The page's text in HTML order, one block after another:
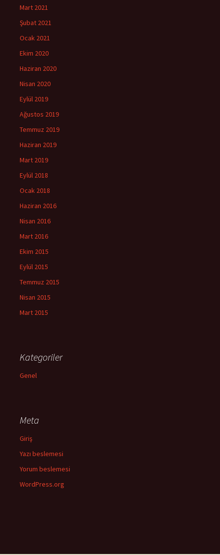
Mart 2021
Şubat 2021
Ocak 2021
Ekim 2020
Haziran 2020
Nisan 2020
Eylül 2019
Ağustos 2019
Temmuz 2019
Haziran 2019
Mart 2019
Eylül 2018
Ocak 2018
Haziran 2016
Nisan 2016
Mart 2016
Ekim 2015
Eylül 2015
Temmuz 2015
Nisan 2015
Mart 2015
Kategoriler
Genel
Meta
Giriş
Yazı beslemesi
Yorum beslemesi
WordPress.org